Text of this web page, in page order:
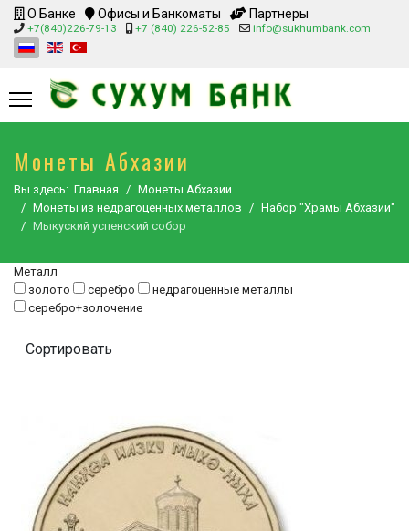
О Банке Офисы и Банкоматы Партнеры
+7(840)226-79-13 +7 (840) 226-52-85 info@sukhumbank.com
Монеты Абхазии
Вы здесь: Главная
Монеты Абхазии
Монеты из недрагоценных металлов
Набор "Храмы Абхазии"
Мыкуский успенский собор
Металл
золото
серебро
недрагоценные металлы
серебро+золочение